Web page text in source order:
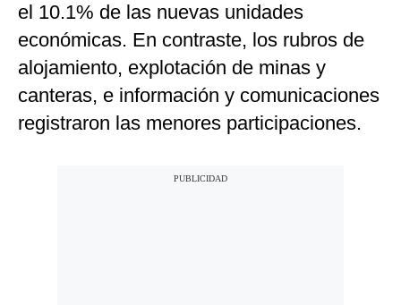
el 10.1% de las nuevas unidades
económicas. En contraste, los rubros de
alojamiento, explotación de minas y
canteras, e información y comunicaciones
registraron las menores participaciones.